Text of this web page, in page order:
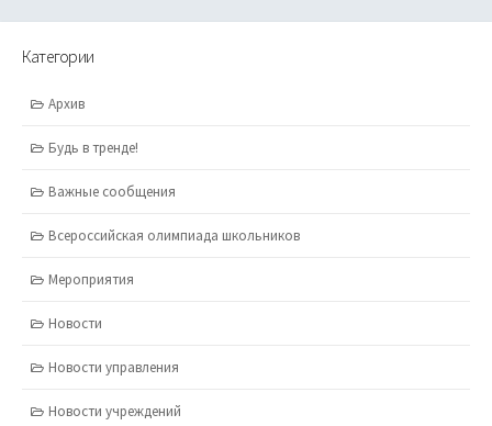
Категории
Архив
Будь в тренде!
Важные сообщения
Всероссийская олимпиада школьников
Мероприятия
Новости
Новости управления
Новости учреждений